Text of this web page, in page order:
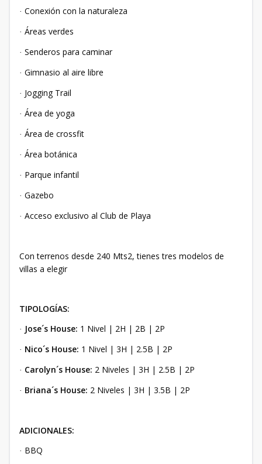
· Conexión con la naturaleza
· Áreas verdes
· Senderos para caminar
· Gimnasio al aire libre
· Jogging Trail
· Área de yoga
· Área de crossfit
· Área botánica
· Parque infantil
· Gazebo
· Acceso exclusivo al Club de Playa
Con terrenos desde 240 Mts2, tienes tres modelos de
villas a elegir
TIPOLOGÍAS:
· Jose´s House: 1 Nivel | 2H | 2B | 2P
· Nico´s House: 1 Nivel | 3H | 2.5B | 2P
· Carolyn´s House: 2 Niveles | 3H | 2.5B | 2P
· Briana´s House: 2 Niveles | 3H | 3.5B | 2P
ADICIONALES:
· BBQ